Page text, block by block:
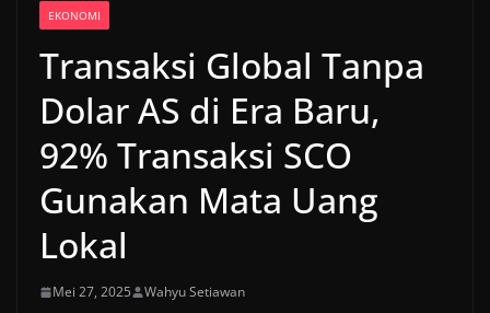
EKONOMI
Transaksi Global Tanpa
Dolar AS di Era Baru,
92% Transaksi SCO
Gunakan Mata Uang
Lokal
Mei 27, 2025 Wahyu Setiawan